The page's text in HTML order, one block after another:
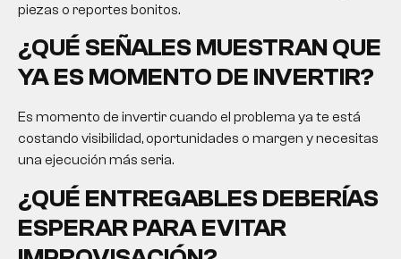
piezas o reportes bonitos.
¿QUÉ SEÑALES MUESTRAN QUE
YA ES MOMENTO DE INVERTIR?
Es momento de invertir cuando el problema ya te está
costando visibilidad, oportunidades o margen y necesitas
una ejecución más seria.
¿QUÉ ENTREGABLES DEBERÍAS
ESPERAR PARA EVITAR